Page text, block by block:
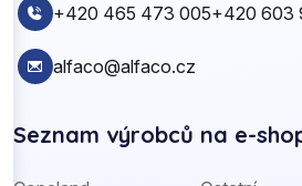
+420 465 473 005+420 603
alfaco@alfaco.cz
Seznam výrobců na e-